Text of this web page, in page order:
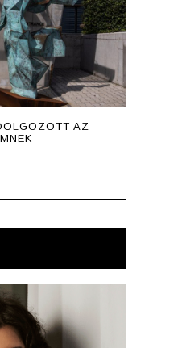
AZ